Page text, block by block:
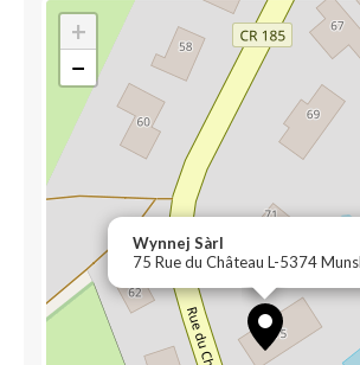
Wynnej Sàrl
75 Rue du Château L-5374
+
−